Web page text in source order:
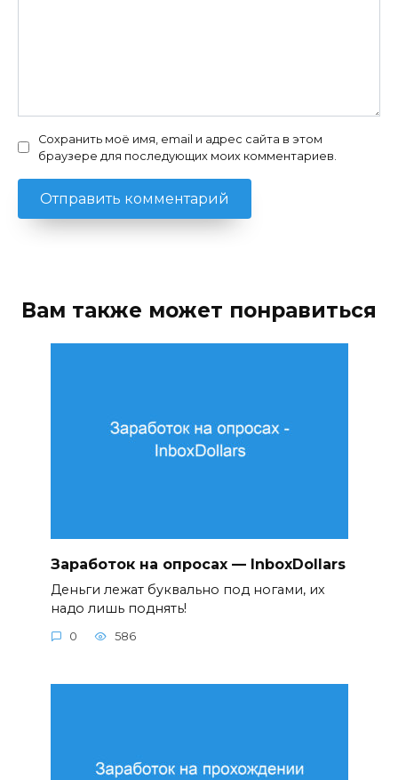
Сохранить моё имя, email и адрес сайта в этом
браузере для последующих моих комментариев.
Вам также может понравиться
Заработок на опросах — InboxDollars
Деньги лежат буквально под ногами, их
надо лишь поднять!
0 586